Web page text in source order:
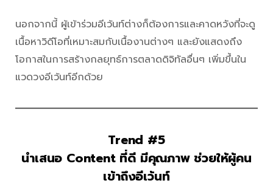
นอกจากนี้ ผู้เข้าร่วมอีเว้นท์ต่างก็ต้องการและคาดหวังที่จะดู
เนื้อหาวิดีโอที่เหมาะสมกับเนื้องานต่างๆ และยังแสดงถึง
โอกาสในการสร้างกลยุทธ์การตลาดดิจิทัลอื่นๆ เพิ่มขึ้นใน
แวดวงอีเว้นท์อีกด้วย
Trend #5
นำเสนอ Content ที่ดี มีคุณภาพ ช่วยให้ผู้คน
เข้าถึงอีเว้นท์